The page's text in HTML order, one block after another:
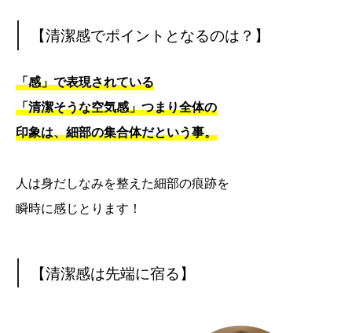
【清潔感でポイントとなるのは？】
「感」で表現されている
「清潔そうな空気感」つまり全体の
印象は、細部の集合体だという事。
人は身だしなみを整えた細部の痕跡を
瞬時に感じとります！
【清潔感は先端に宿る】